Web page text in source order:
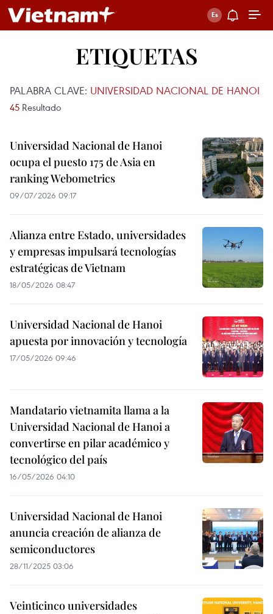
ETIQUETAS
PALABRA CLAVE: UNIVERSIDAD NACIONAL DE HANOI
45 Resultado
Universidad Nacional de Hanoi
ocupa el puesto 175 de Asia en
ranking Webometrics
09/07/2026 09:17
Alianza entre Estado, universidades
y empresas impulsará tecnologías
estratégicas de Vietnam
18/05/2026 08:47
Universidad Nacional de Hanoi
apuesta por innovación y tecnología
17/05/2026 09:46
Mandatario vietnamita llama a la
Universidad Nacional de Hanoi a
convertirse en pilar académico y
tecnológico del país
16/05/2026 04:10
Universidad Nacional de Hanoi
anuncia creación de alianza de
semiconductores
28/11/2025 03:06
Veinticinco universidades